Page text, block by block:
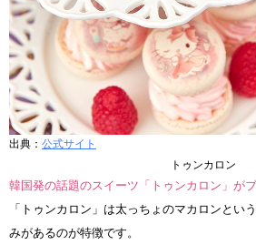
出典： 公式サイト
トゥンカロン
韓国発の話題のスイーツ「トゥンカロン」が
「トゥンカロン」は太っちょのマカロンとい
みがあるのが特徴です。